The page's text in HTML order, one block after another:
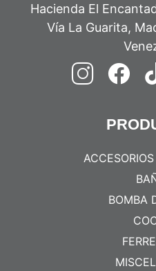
Hacienda El
Vía La Guarita,
BOMBA